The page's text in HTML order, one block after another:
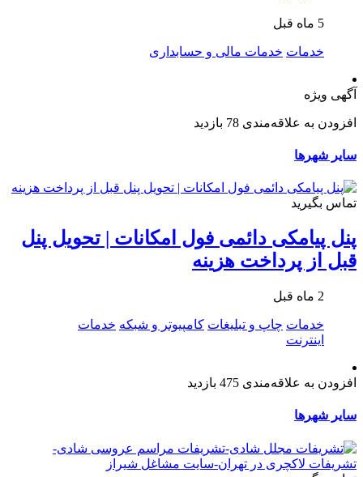
5 ماه قبل
خدمات خدمات مالی و حسابداری
آگهی ویژه
افزودن به علاقه‌مندی 78 بازدید
سایر شهرها
تماس بگیرید
پنل پیامکی دائمی فول امکانات | تحویل پنل
قبل از پرداخت هزینه
2 ماه قبل
خدمات چاپ و تبلیغات کامپیوتر و شبکه خدمات
اینترنت
افزودن به علاقه‌مندی 475 بازدید
سایر شهرها